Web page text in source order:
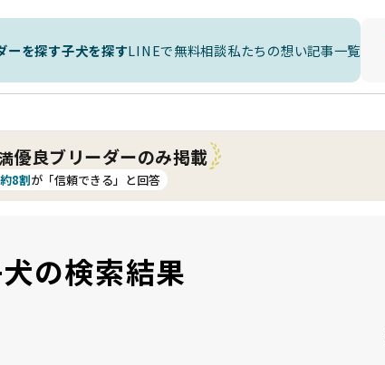
ーを探す子犬を探すLINEで無料相談私たちの想い記事一覧
優良ブリーダーのみ掲載
8割が「信頼できる」と回答
の検索結果